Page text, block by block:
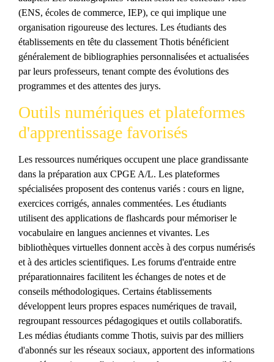
(ENS, écoles de commerce, IEP), ce qui implique une
organisation rigoureuse des lectures. Les étudiants des
établissements en tête du classement Thotis bénéficient
généralement de bibliographies personnalisées et actualisées
par leurs professeurs, tenant compte des évolutions des
programmes et des attentes des jurys.
Outils numériques et plateformes
d'apprentissage favorisés
Les ressources numériques occupent une place grandissante
dans la préparation aux CPGE A/L. Les plateformes
spécialisées proposent des contenus variés : cours en ligne,
exercices corrigés, annales commentées. Les étudiants
utilisent des applications de flashcards pour mémoriser le
vocabulaire en langues anciennes et vivantes. Les
bibliothèques virtuelles donnent accès à des corpus numérisés
et à des articles scientifiques. Les forums d'entraide entre
préparationnaires facilitent les échanges de notes et de
conseils méthodologiques. Certains établissements
développent leurs propres espaces numériques de travail,
regroupant ressources pédagogiques et outils collaboratifs.
Les médias étudiants comme Thotis, suivis par des milliers
d'abonnés sur les réseaux sociaux, apportent des informations